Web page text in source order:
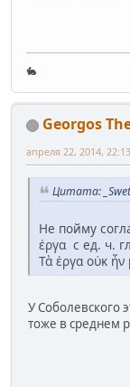
🐇
Georgos
апреля 22, 2014, 22:13
Цитата:
Не пойму
ἐργα с ед. ч.
Τὰ ἐργα οὐκ ἦν
У Соболевского
тоже в среднем